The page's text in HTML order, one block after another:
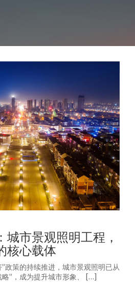
城市景观照明工程，
核心载体
”政策的持续推进，城市景观照明已从
”，成为提升城市形象、 […]